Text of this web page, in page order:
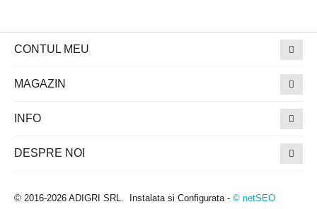
CONTUL MEU
MAGAZIN
INFO
DESPRE NOI
© 2016-2026 ADIGRI SRL. Instalata si Configurata - © netSEO